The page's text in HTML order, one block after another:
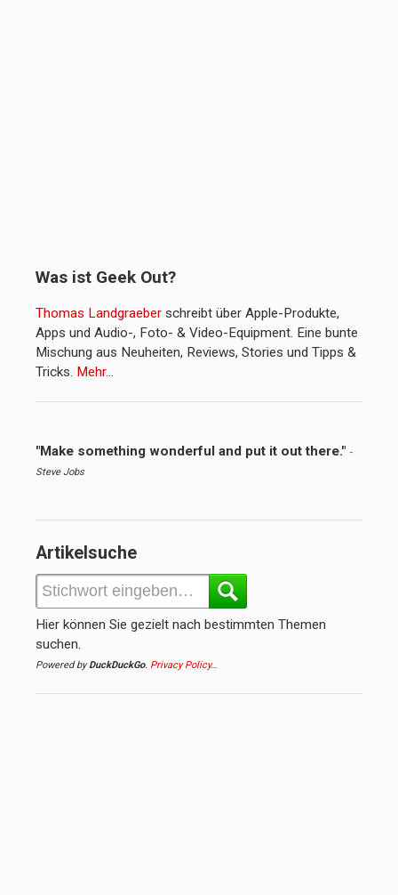
Was ist Geek Out?
Thomas Landgraeber schreibt über Apple-Produkte,
Apps und Audio-, Foto- & Video-Equipment. Eine bunte
Mischung aus Neuheiten, Reviews, Stories und Tipps &
Tricks. Mehr…
"Make something wonderful and put it out there." -
Steve Jobs
Artikelsuche
Hier können Sie gezielt nach bestimmten Themen
suchen.
Powered byDuckDuckGo. Privacy Policy…